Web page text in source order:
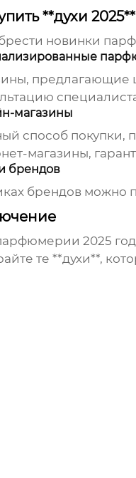
**духи 2025**
новинки
предлагающие
магазины
способ покупки,
магазины,
брендов
брендов можно
2025
те **духи**,